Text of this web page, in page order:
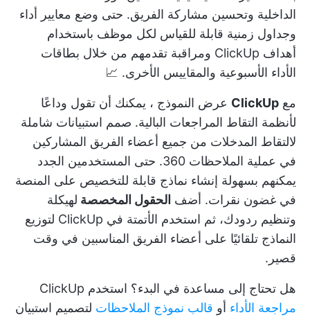
الداخلية وتحسين مشاركة الفريق. حتى وضع معايير أداء
وجداول زمنية قابلة للقياس لكل موظف باستخدام
أهداف ClickUp
ومراقبة تقدمهم من خلال بطاقات
الأداء الأسبوعية والمقاييس الأخرى. 📈
مع ClickUp عرض النموذج ، يمكنك أن تقول وداعًا
لأنظمة التقاط المراجعات البالية. صمم استبيانات شاملة
لالتقاط المدخلات من جميع أعضاء الفريق المشاركين
في عملية الملاحظات 360. حتى المستخدمين الجدد
يمكنهم بسهولة إنشاء نماذج قابلة للتخصيص على المنصة
في غضون نقرات. أضف الحقول المخصصة لهيكلة
وتنظيم ردودك، ثم استخدم الأتمتة في ClickUp
لتوزيع
النماذج تلقائيًا على أعضاء الفريق المناسبين في وقت
قصير.
هل تحتاج إلى مساعدة في البدء؟ استخدم ClickUp
مراجعة الأداء أو قالب نموذج الملاحظات لتصميم استبيان